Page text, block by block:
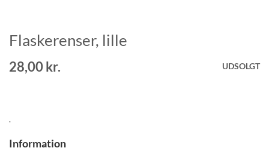
Gå
til
starten
af
Flaskerenser, lille
28,00 kr. UDSOLGT
.
Information